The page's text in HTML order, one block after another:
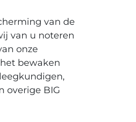
van de
van u noteren
onze
bewaken
overige BIG